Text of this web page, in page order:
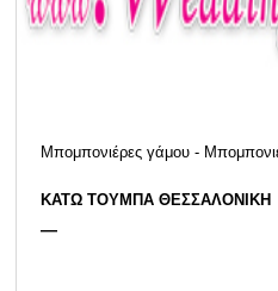
Μπομπονιέρες γάμου -
ΚΑΤΩ ΤΟΥΜΠΑ ΘΕΣΣΑΛΟΝΙΚΗ
—